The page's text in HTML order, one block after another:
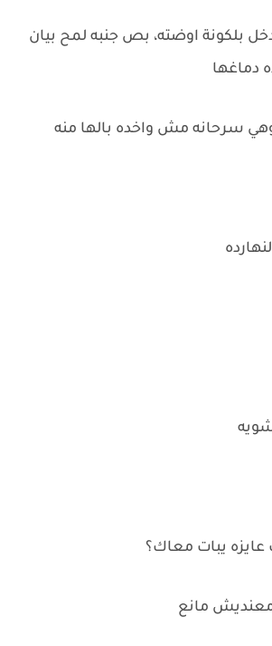
بلكونة اوضته، بص جنبه لمح بيان
دماغها
سرحانه مش واخده بالها منه
عايزه يبات معاك؟
معنديش مانع